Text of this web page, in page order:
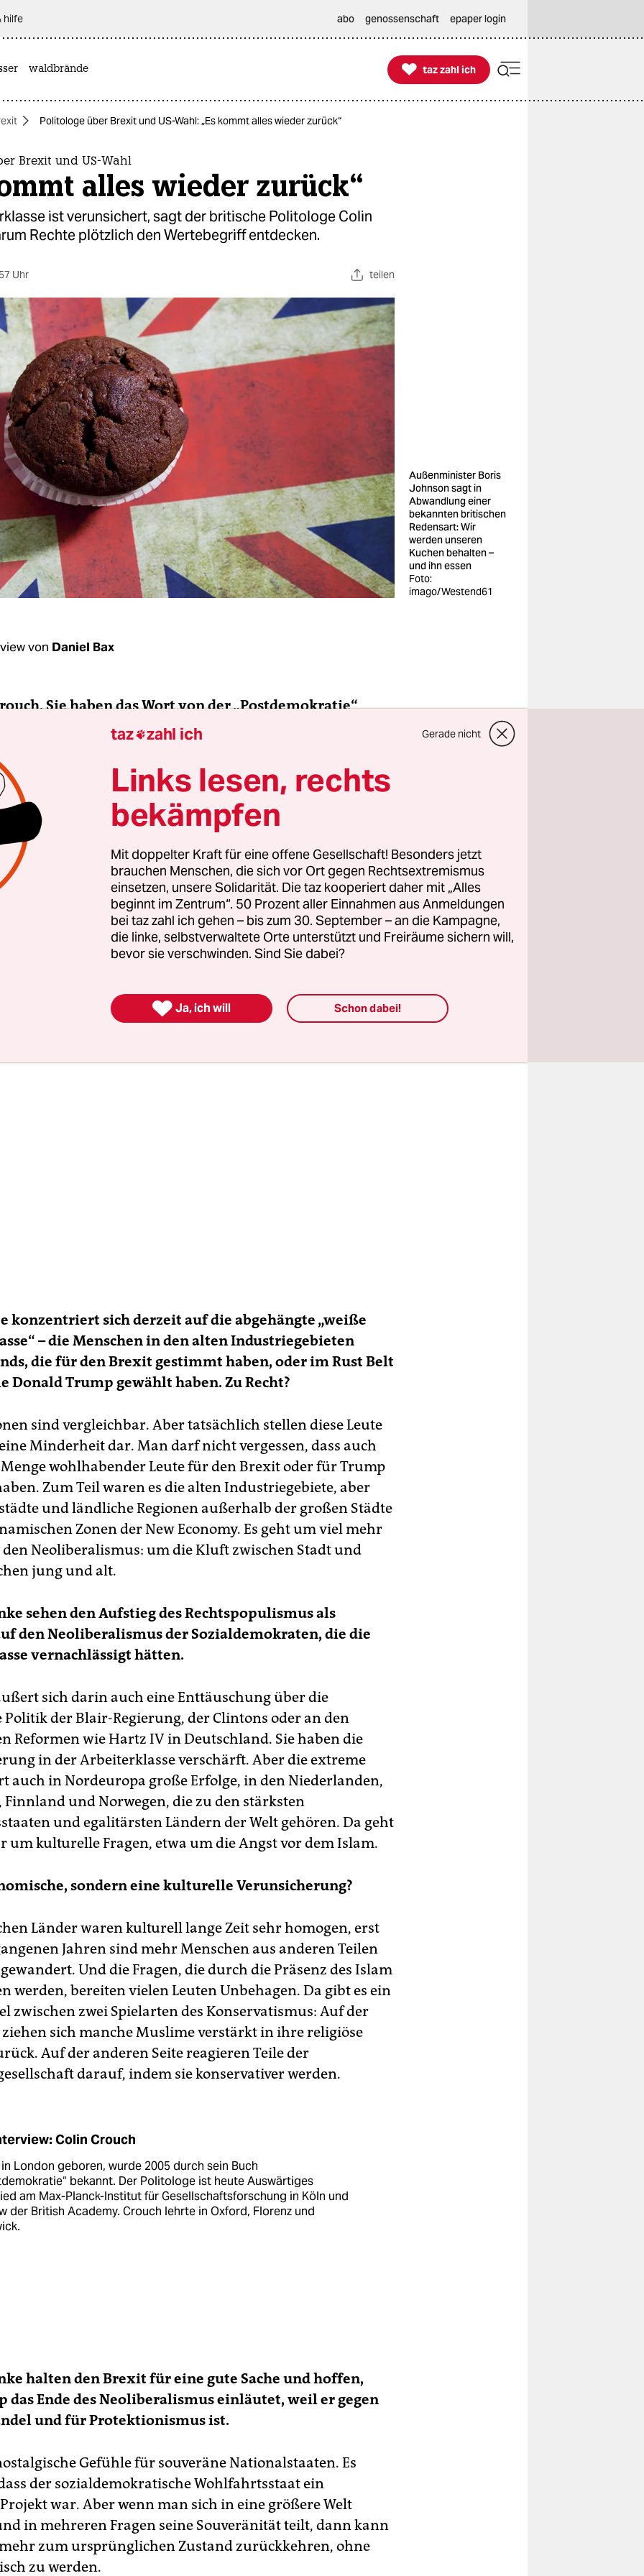
hilfe abo genossenschaft epaper login
waldbrände 
taz zahl ich
taz zahl ich
Politologe über Brexit und US-Wahl: „Es kommt alles wieder zurück“
Brexit und US-Wahl
alles wieder zurück“
ist verunsichert, sagt der britische Politologe Colin
Rechte plötzlich den Wertebegriff entdecken.
Uhr teilen
Außenminister Boris
Johnson sagt in
Abwandlung einer
bekannten britischen
Redensart: Wir
werden unseren
Kuchen behalten –
und ihn essen
Foto:
imago/Westend61
von Daniel Bax
Sie haben das Wort von der „Postdemokratie“
Entleerung der Politik durch ökonomische Zwänge. In
Gesellschaften erleben wir nun den Aufstieg eines
Ist das ein Aufstand gegen diese
Ja, auch wenn die fremdenfeindliche Rechte lieber von
Eliten“ spricht.
einer Wiederbelebung der Demokratie führen?
gründen auf Gefühlen wie Wut, Hass und
Das ist destruktiv und kann die Demokratie nicht stärken.
Rechten entgegentreten, dann kann das
durchaus zu einer Erneuerung der Demokratie führen.
konzentriert sich derzeit auf die abgehängte „weiße
– die Menschen in den alten Industriegebieten
die für den Brexit gestimmt haben, oder im Rust Belt
Donald Trump gewählt haben. Zu Recht?
sind vergleichbar. Aber tatsächlich stellen diese Leute
Minderheit dar. Man darf nicht vergessen, dass auch
wohlhabender Leute für den Brexit oder für Trump
Zum Teil waren es die alten Industriegebiete, aber
und ländliche Regionen außerhalb der großen Städte
Zonen der New Economy. Es geht um viel mehr
Neoliberalismus: um die Kluft zwischen Stadt und
jung und alt.
sehen den Aufstieg des Rechtspopulismus als
den Neoliberalismus der Sozialdemokraten, die die
vernachlässigt hätten.
sich darin auch eine Enttäuschung über die
der Blair-Regierung, der Clintons oder an den
Reformen wie Hartz IV in Deutschland. Sie haben die
in der Arbeiterklasse verschärft. Aber die extreme
auch in Nordeuropa große Erfolge, in den Niederlanden,
und Norwegen, die zu den stärksten
und egalitärsten Ländern der Welt gehören. Da geht
um kulturelle Fragen, etwa um die Angst vor dem Islam.
sondern eine kulturelle Verunsicherung?
Länder waren kulturell lange Zeit sehr homogen, erst
Jahren sind mehr Menschen aus anderen Teilen
Und die Fragen, die durch die Präsenz des Islam
werden, bereiten vielen Leuten Unbehagen. Da gibt es ein
zwischen zwei Spielarten des Konservatismus: Auf der
ziehen sich manche Muslime verstärkt in ihre religiöse
Auf der anderen Seite reagieren Teile der
darauf, indem sie konservativer werden.
Colin Crouch
London geboren, wurde 2005 durch sein Buch
bekannt. Der Politologe ist heute Auswärtiges
am Max-Planck-Institut für Gesellschaftsforschung in Köln und
der British Academy. Crouch lehrte in Oxford, Florenz und
halten den Brexit für eine gute Sache und hoffen,
das Ende des Neoliberalismus einläutet, weil er gegen
und für Protektionismus ist.
Gefühle für souveräne Nationalstaaten. Es
der sozialdemokratische Wohlfahrtsstaat ein
war. Aber wenn man sich in eine größere Welt
in mehreren Fragen seine Souveränität teilt, dann kann
zum ursprünglichen Zustand zurückkehren, ohne
zu werden.
taz zahl ich Gerade nicht
Links lesen, rechts
bekämpfen
Mit doppelter Kraft für eine offene Gesellschaft! Besonders jetzt
brauchen Menschen, die sich vor Ort gegen Rechtsextremismus
einsetzen, unsere Solidarität. Die taz kooperiert daher mit „Alles
beginnt im Zentrum“. 50 Prozent aller Einnahmen aus Anmeldungen
bei taz zahl ich gehen – bis zum 30. September – an die Kampagne,
die linke, selbstverwaltete Orte unterstützt und Freiräume sichern will,
bevor sie verschwinden. Sind Sie dabei?
 Ja, ich will Schon dabei!